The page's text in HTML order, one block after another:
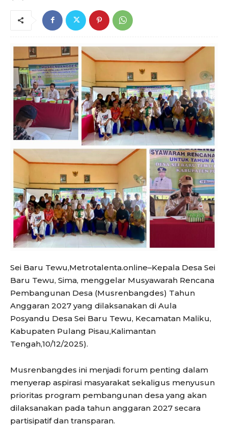
Sei Baru Tewu,Metrotalenta.online–Kepala Desa Sei
Baru Tewu, Sima, menggelar Musyawarah Rencana
Pembangunan Desa (Musrenbangdes) Tahun
Anggaran 2027 yang dilaksanakan di Aula
Posyandu Desa Sei Baru Tewu, Kecamatan Maliku,
Kabupaten Pulang Pisau,Kalimantan
Tengah,10/12/2025).
Musrenbangdes ini menjadi forum penting dalam
menyerap aspirasi masyarakat sekaligus menyusun
prioritas program pembangunan desa yang akan
dilaksanakan pada tahun anggaran 2027 secara
partisipatif dan transparan.